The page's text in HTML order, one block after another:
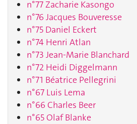
n°77 Zacharie Kasongo
n°76 Jacques Bouveresse
n°75 Daniel Eckert
n°74 Henri Atlan
n°73 Jean-Marie Blanchard
n°72 Heidi Diggelmann
n°71 Béatrice Pellegrini
n°67 Luis Lema
n°66 Charles Beer
n°65 Olaf Blanke